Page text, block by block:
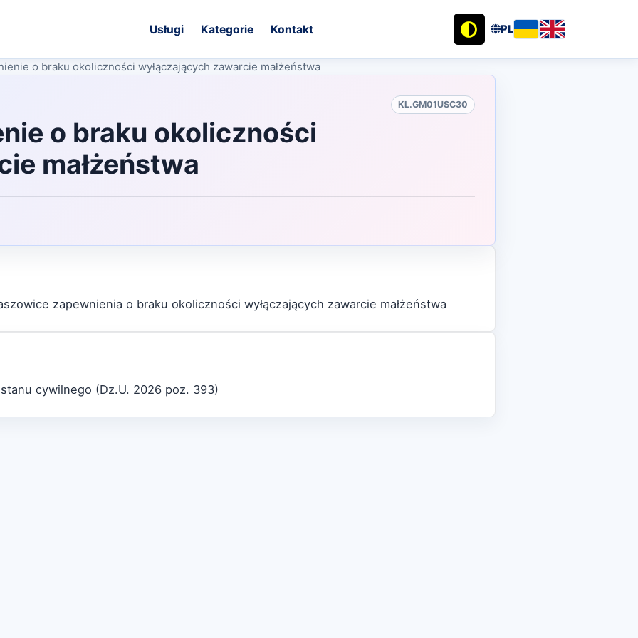
Usługi Kategorie Kontakt PL
o braku okoliczności wyłączających zawarcie małżeństwa
KL.GM01USC30
o braku okoliczności
małżeństwa
zapewnienia o braku okoliczności wyłączających zawarcie małżeństwa
cywilnego (Dz.U. 2026 poz. 393)